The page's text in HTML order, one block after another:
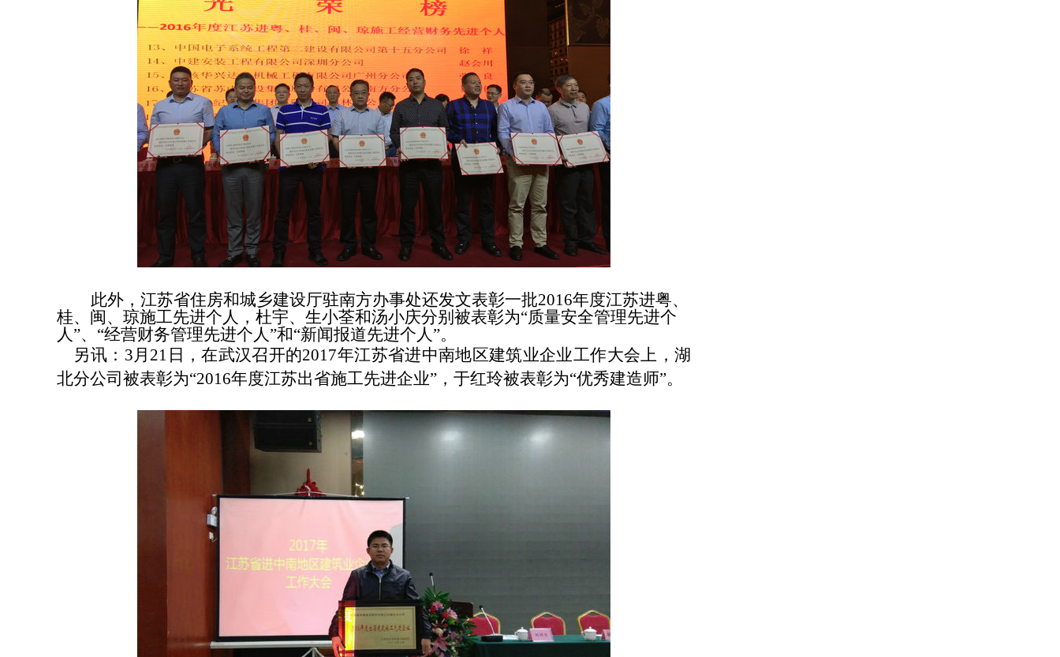
此外，江苏省住房和城乡建设厅驻南方办事处还发文表彰一批2016年度江苏进粤、
桂、闽、琼施工先进个人，杜宇、生小荃和汤小庆分别被表彰为“质量安全管理先进个
人”、“经营财务管理先进个人”和“新闻报道先进个人”。
另讯： 3月 21 日，在武汉召开的2017年江苏省进中南地区建筑业企业工作大会上，湖
北分公司 被表彰为“2016年度江苏出省施工先进企业”，于红玲被表彰为“优秀建造师”。